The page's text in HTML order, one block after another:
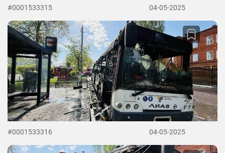
#0001533315 04-05-2025
#0001533316 04-05-2025